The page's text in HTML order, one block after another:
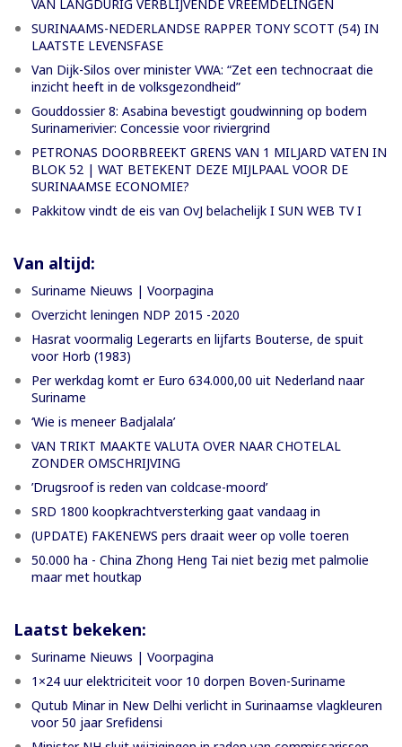
VAN LANGDURIG VERBLIJVENDE VREEMDELINGEN
SURINAAMS-NEDERLANDSE RAPPER TONY SCOTT (54) IN
LAATSTE LEVENSFASE
Van Dijk-Silos over minister VWA: “Zet een technocraat die
inzicht heeft in de volksgezondheid”
Gouddossier 8: Asabina bevestigt goudwinning op bodem
Surinamerivier: Concessie voor riviergrind
PETRONAS DOORBREEKT GRENS VAN 1 MILJARD VATEN IN
BLOK 52 | WAT BETEKENT DEZE MIJLPAAL VOOR DE
SURINAAMSE ECONOMIE?
Pakkitow vindt de eis van OvJ belachelijk I SUN WEB TV I
Van altijd:
Suriname Nieuws | Voorpagina
Overzicht leningen NDP 2015 -2020
Hasrat voormalig Legerarts en lijfarts Bouterse, de spuit
voor Horb (1983)
Per werkdag komt er Euro 634.000,00 uit Nederland naar
Suriname
‘Wie is meneer Badjalala’
VAN TRIKT MAAKTE VALUTA OVER NAAR CHOTELAL
ZONDER OMSCHRIJVING
’Drugsroof is reden van coldcase-moord’
SRD 1800 koopkrachtversterking gaat vandaag in
(UPDATE) FAKENEWS pers draait weer op volle toeren
50.000 ha - China Zhong Heng Tai niet bezig met palmolie
maar met houtkap
Laatst bekeken:
Suriname Nieuws | Voorpagina
1×24 uur elektriciteit voor 10 dorpen Boven-Suriname
Qutub Minar in New Delhi verlicht in Surinaamse vlagkleuren
voor 50 jaar Srefidensi